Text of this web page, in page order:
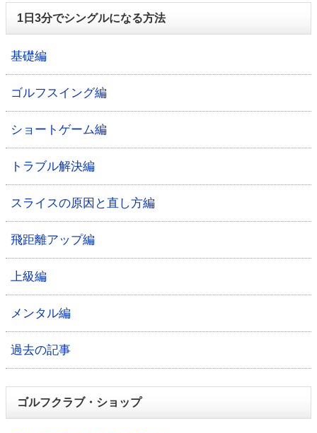
1日3分でシングルになる方法
基礎編
ゴルフスイング編
ショートゲーム編
トラブル解決編
スライスの原因と直し方編
飛距離アップ編
上級編
メンタル編
過去の記事
ゴルフクラブ・ショップ